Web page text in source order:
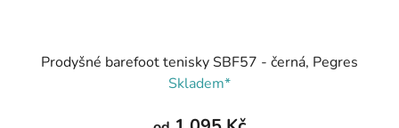
Prodyšné barefoot tenisky SBF57 - černá, Pegres
Skladem*